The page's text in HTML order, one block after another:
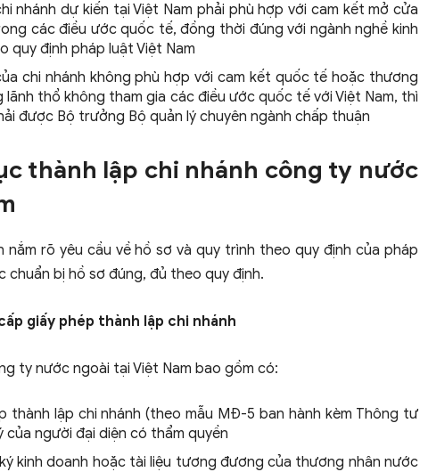
nhánh dự kiến tại Việt Nam phải phù hợp với cam kết mở cửa
các điều ước quốc tế, đồng thời đúng với ngành nghề kinh
quy định pháp luật Việt Nam
chi nhánh không phù hợp với cam kết quốc tế hoặc thương
thổ không tham gia các điều ước quốc tế với Việt Nam, thì
được Bộ trưởng Bộ quản lý chuyên ngành chấp thuận
thành lập chi nhánh công ty nước
nắm rõ yêu cầu về hồ sơ và quy trình theo quy định của pháp
chuẩn bị hồ sơ đúng, đủ theo quy định.
giấy phép thành lập chi nhánh
ty nước ngoài tại Việt Nam bao gồm có:
thành lập chi nhánh (theo mẫu MĐ-5 ban hành kèm Thông tư
của người đại diện có thẩm quyền
kinh doanh hoặc tài liệu tương đương của thương nhân nước